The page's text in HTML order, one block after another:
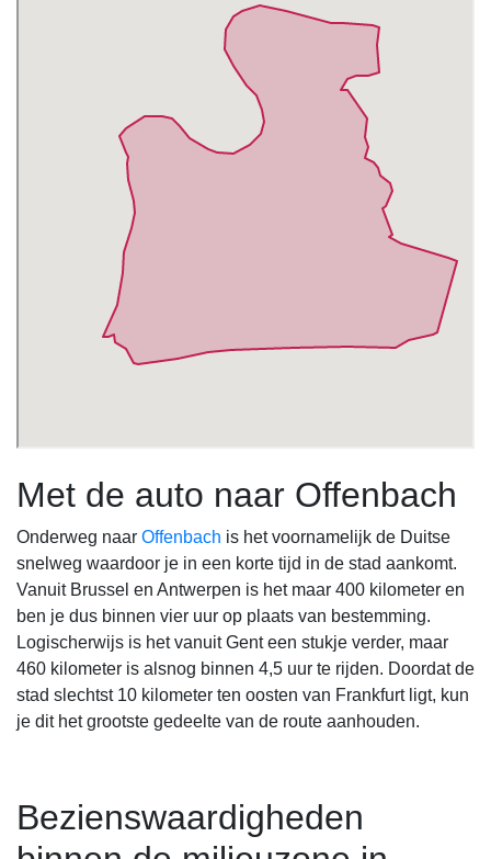
Met de auto naar Offenbach
Onderweg naar Offenbach is het voornamelijk de Duitse
snelweg waardoor je in een korte tijd in de stad aankomt.
Vanuit Brussel en Antwerpen is het maar 400 kilometer en
ben je dus binnen vier uur op plaats van bestemming.
Logischerwijs is het vanuit Gent een stukje verder, maar
460 kilometer is alsnog binnen 4,5 uur te rijden. Doordat de
stad slechtst 10 kilometer ten oosten van Frankfurt ligt, kun
je dit het grootste gedeelte van de route aanhouden.
Bezienswaardigheden